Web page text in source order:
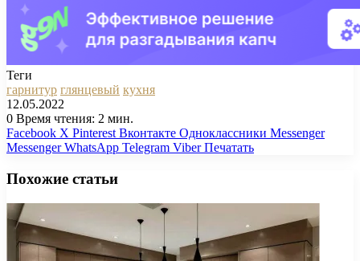
Теги
гарнитур глянцевый кухня
12.05.2022
0 Время чтения: 2 мин.
Facebook X Pinterest Вконтакте Одноклассники Messenger
Messenger WhatsApp Telegram Viber Печатать
Похожие статьи